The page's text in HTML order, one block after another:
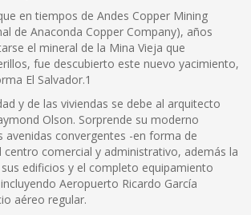
en tiempos de Andes Copper Mining
de Anaconda Copper Company), años
el mineral de la Mina Vieja que
fue descubierto este nuevo yacimiento,
El Salvador.1
y de las viviendas se debe al arquitecto
Olson. Sorprende su moderno
avenidas convergentes -en forma de
centro comercial y administrativo, además la
edificios y el completo equipamiento
Aeropuerto Ricardo García
aéreo regular.